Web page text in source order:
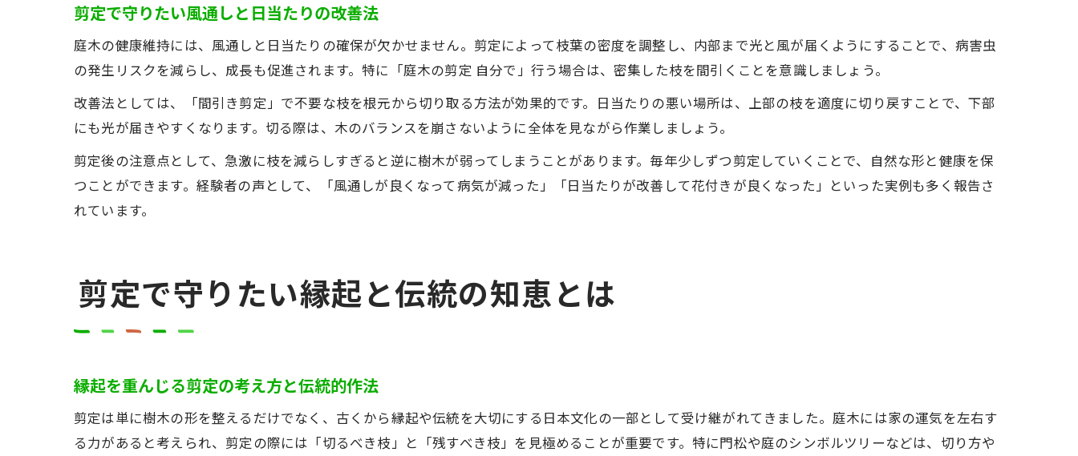
剪定で守りたい風通しと日当たりの改善法
庭木の健康維持には、風通しと日当たりの確保が欠かせません。剪定によって枝葉の密度を調整し、内部まで光と風が届くようにすることで、病害虫
の発生リスクを減らし、成長も促進されます。特に「庭木の剪定 自分で」行う場合は、密集した枝を間引くことを意識しましょう。
改善法としては、「間引き剪定」で不要な枝を根元から切り取る方法が効果的です。日当たりの悪い場所は、上部の枝を適度に切り戻すことで、下部
にも光が届きやすくなります。切る際は、木のバランスを崩さないように全体を見ながら作業しましょう。
剪定後の注意点として、急激に枝を減らしすぎると逆に樹木が弱ってしまうことがあります。毎年少しずつ剪定していくことで、自然な形と健康を保
つことができます。経験者の声として、「風通しが良くなって病気が減った」「日当たりが改善して花付きが良くなった」といった実例も多く報告さ
れています。
剪定で守りたい縁起と伝統の知恵とは
縁起を重んじる剪定の考え方と伝統的作法
剪定は単に樹木の形を整えるだけでなく、古くから縁起や伝統を大切にする日本文化の一部として受け継がれてきました。庭木には家の運気を左右す
る力があると考えられ、剪定の際には「切るべき枝」と「残すべき枝」を見極めることが重要です。特に門松や庭のシンボルツリーなどは、切り方や